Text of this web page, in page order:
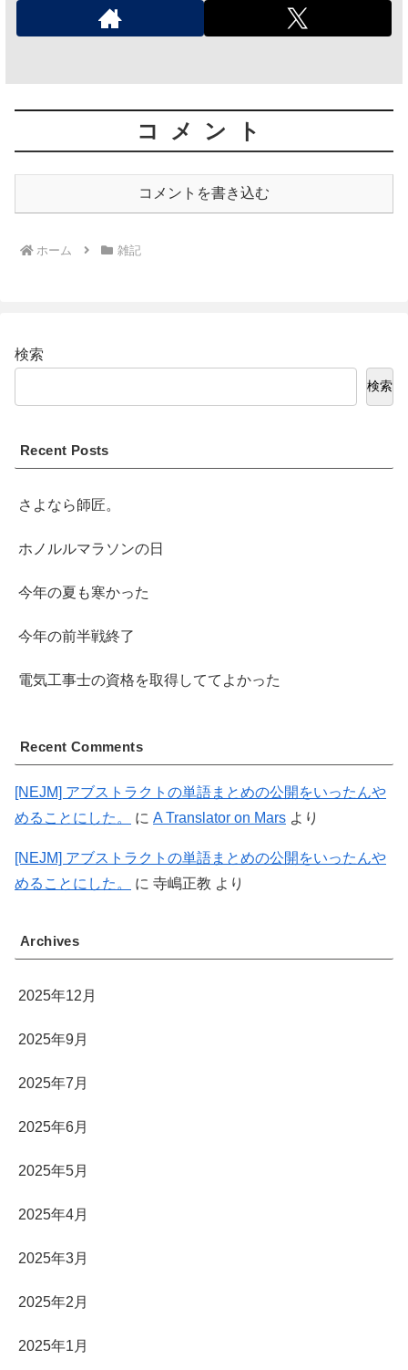
コメント
コメントを書き込む
ホーム 雑記
検索
検索
Recent Posts
さよなら師匠。
ホノルルマラソンの日
今年の夏も寒かった
今年の前半戦終了
電気工事士の資格を取得しててよかった
Recent Comments
[NEJM] アブストラクトの単語まとめの公開をいったんや
めることにした。
に A Translator on Mars より
[NEJM] アブストラクトの単語まとめの公開をいったんや
めることにした。
に 寺嶋正教 より
Archives
2025年12月
2025年9月
2025年7月
2025年6月
2025年5月
2025年4月
2025年3月
2025年2月
2025年1月